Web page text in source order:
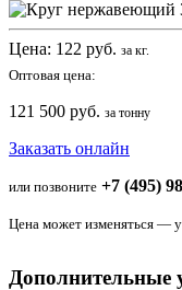
Цена: 122 руб. за кг.
Оптовая цена:
121 500 руб. за тонну
Заказать онлайн
или позвоните +7 (495)
Цена может изменяться —
Дополнительные